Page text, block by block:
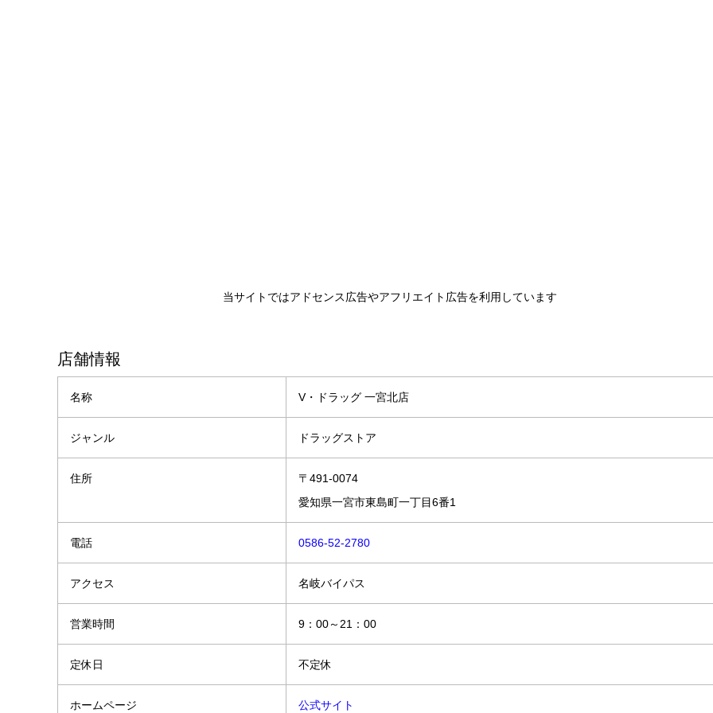
当サイトではアドセンス広告やアフリエイト広告を利用しています
店舗情報
名称 V・ドラッグ 一宮北店
ジャンル ドラッグストア
住所
〒491-0074
愛知県一宮市東島町一丁目6番1
電話 0586-52-2780
アクセス 名岐バイパス
営業時間 9：00～21：00
定休日 不定休
ホームページ 公式サイト